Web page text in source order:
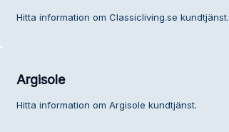
Hitta information om Classicliving.se kundtjänst.
Argisole
Hitta information om Argisole kundtjänst.